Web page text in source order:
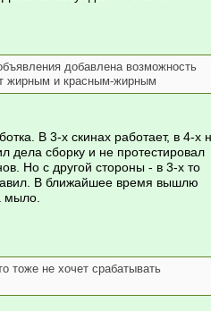
добавлена возможность
жирным и красным-жирным
В 3-х скинах работает, в 4-х
дела сборку и не протестировал
Но с другой стороны - в 3-х то
В ближайшее время вышлю
мыло.
тоже не хочет срабатывать